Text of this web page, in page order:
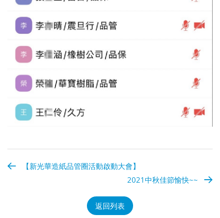
【新光華造紙品管圈活動啟動大會】
2021中秋佳節愉快~~
返回列表